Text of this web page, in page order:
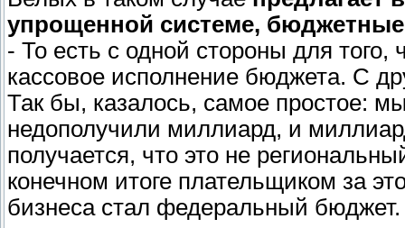
упрощенной системе,
- То есть с одной стороны для
кассовое исполнение бюджета. С
Так бы, казалось, самое простое:
недополучили миллиард, и
получается, что это не
конечном итоге плательщиком за
бизнеса стал федеральный